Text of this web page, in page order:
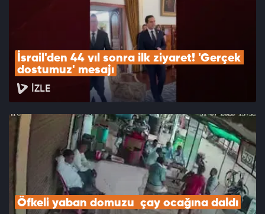
İsrail'den 44 yıl sonra ilk ziyaret! 'Gerçek
dostumuz' mesajı
İZLE
Öfkeli yaban domuzu  çay ocağına daldı